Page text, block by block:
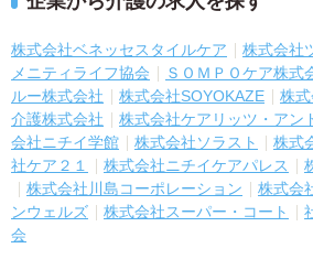
株式会社ベネッセスタイルケア 株式会社
メニティライフ協会
ＳＯＭＰＯケア株式
ルー株式会社
株式会社SOYOKAZE 株
介護株式会社
株式会社ケアリッツ・アン
会社ニチイ学館
株式会社ソラスト 株式
社ケア２１
株式会社ニチイケアパレス
株式会社川島コーポレーション
株式会
ンウェルズ
株式会社スーパー・コート
会